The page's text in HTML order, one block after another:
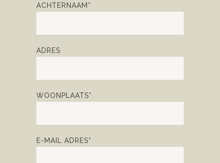
ACHTERNAAM*
ADRES
WOONPLAATS*
E-MAIL ADRES*